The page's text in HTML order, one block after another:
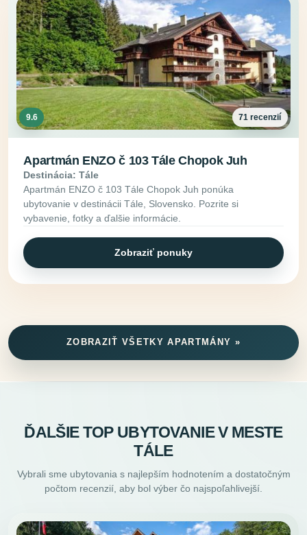
9.6 71 recenzií
Apartmán ENZO č 103 Tále Chopok Juh
Destinácia: Tále
Apartmán ENZO č 103 Tále Chopok Juh ponúka
ubytovanie v destinácii Tále, Slovensko. Pozrite si
vybavenie, fotky a ďalšie informácie.
Zobraziť ponuky
ZOBRAZIŤ VŠETKY APARTMÁNY »
ĎALŠIE TOP UBYTOVANIE V MESTE
TÁLE
Vybrali sme ubytovania s najlepším hodnotením a dostatočným
počtom recenzií, aby bol výber čo najspoľahlivejší.